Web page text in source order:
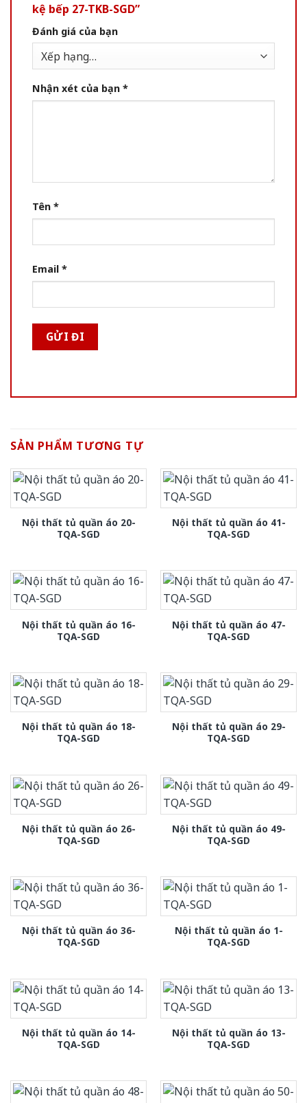
kệ bếp 27-TKB-SGD”
Đánh giá của bạn
Nhận xét của bạn *
Tên *
Email *
SẢN PHẨM TƯƠNG TỰ
Nội thất tủ quần áo 20-
TQA-SGD
Nội thất tủ quần áo 41-
TQA-SGD
Nội thất tủ quần áo 16-
TQA-SGD
Nội thất tủ quần áo 47-
TQA-SGD
Nội thất tủ quần áo 18-
TQA-SGD
Nội thất tủ quần áo 29-
TQA-SGD
Nội thất tủ quần áo 26-
TQA-SGD
Nội thất tủ quần áo 49-
TQA-SGD
Nội thất tủ quần áo 36-
TQA-SGD
Nội thất tủ quần áo 1-
TQA-SGD
Nội thất tủ quần áo 14-
TQA-SGD
Nội thất tủ quần áo 13-
TQA-SGD